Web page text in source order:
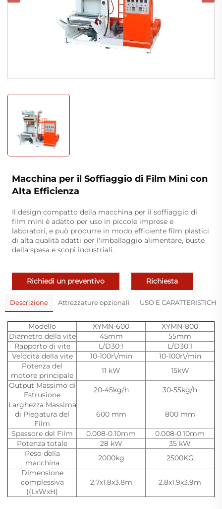
Macchina per il Soffiaggio di Film Mini con
Alta Efficienza
Il design compatto della macchina per il soffiaggio di
film mini è adatto per uso in piccole imprese e
laboratori, e può produrre in modo efficiente film plastici
di alta qualità adatti per l'imballaggio alimentare, buste
della spesa e scopi industriali.
Richiedi un preventivo Richiesta
Descrizione Attrezzature opzionali USO E CARATTERISTICHE
Modello XYMN-600
XYMN-800
Diametro della vite
45mm
55mm
Rapporto di vite
L/D30:1
L/D30:1
Velocità della vite
10-100r\/min
10-100r\/min
Potenza del
motore principale
11 kW
15kW
Output Massimo di
Estrusione
20-45kg/h
30-55kg/h
Larghezza Massima
di Piegatura del
Film
600 mm 800 mm
Spessore del Film 0.008-0.10mm
0.008-0.10mm
Potenza totale
28 kW
35 kW
Peso della
macchina
2000kg
2500KG
Dimensione
complessiva
((LxWxH)
2.7x1.8x3.8m 2.8x1.9x3.9m